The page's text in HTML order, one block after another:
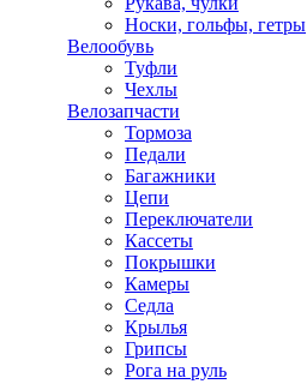
Носки, гольфы, гетры
Велообувь
Туфли
Чехлы
Велозапчасти
Тормоза
Педали
Багажники
Цепи
Переключатели
Кассеты
Покрышки
Камеры
Седла
Крылья
Грипсы
Рога на руль